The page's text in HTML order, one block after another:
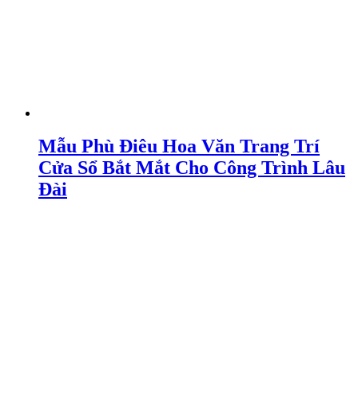
Mẫu Phù Điêu Hoa Văn Trang Trí
Cửa Sổ Bắt Mắt Cho Công Trình Lâu
Đài